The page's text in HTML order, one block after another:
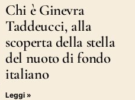
Chi è Ginevra
Taddeucci, alla
scoperta della stella
del nuoto di fondo
italiano
Leggi »